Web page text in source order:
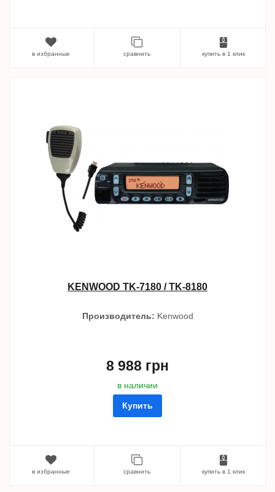
в избранные сравнить купить в 1 клик
KENWOOD TK-7180 / TK-8180
Производитель: Kenwood
8 988 грн
в наличии
Купить
в избранные сравнить купить в 1 клик